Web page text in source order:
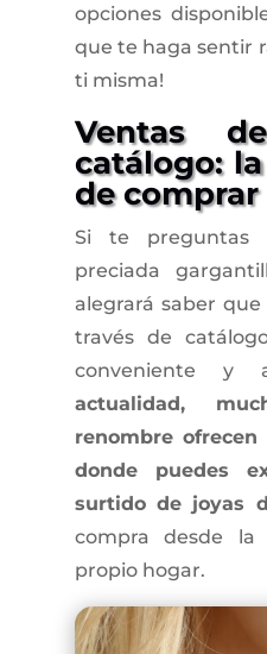
opciones
que te haga sentir
ti misma!
Ventas
catálogo:
de comprar
Si te preguntas
preciada
alegrará saber
través de
conveniente y
actualidad,
renombre
donde puedes
surtido de joyas
compra desde
propio hogar.